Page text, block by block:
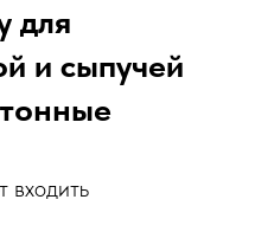
для
и сыпучей
входить